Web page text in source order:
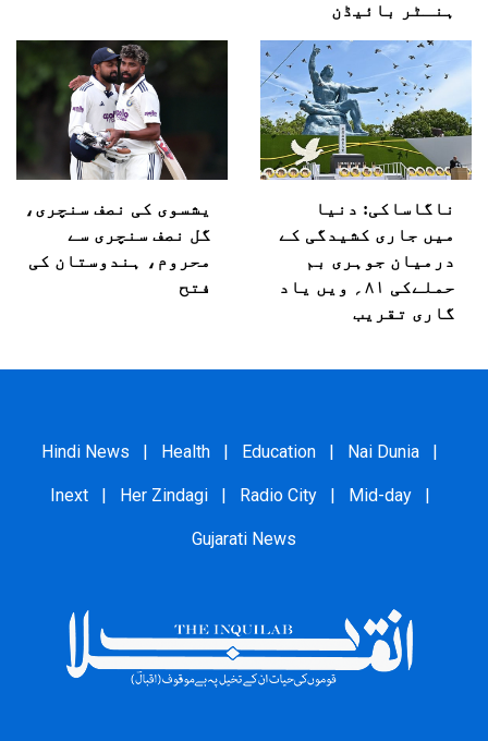
ہنـٹر بائیڈن
ناگاساکی: دنیا
میں جاری کشیدگی کے
درمیان جوہری بم
حملےکی ۸۱؍ ویں یاد
گاری تقریب
یشسوی کی نصف سنچری،
گل نصف سنچری سے
محروم، ہندوستان کی
فتح
Hindi News | Health | Education | Nai Dunia |
Inext | Her Zindagi | Radio City | Mid-day |
Gujarati News